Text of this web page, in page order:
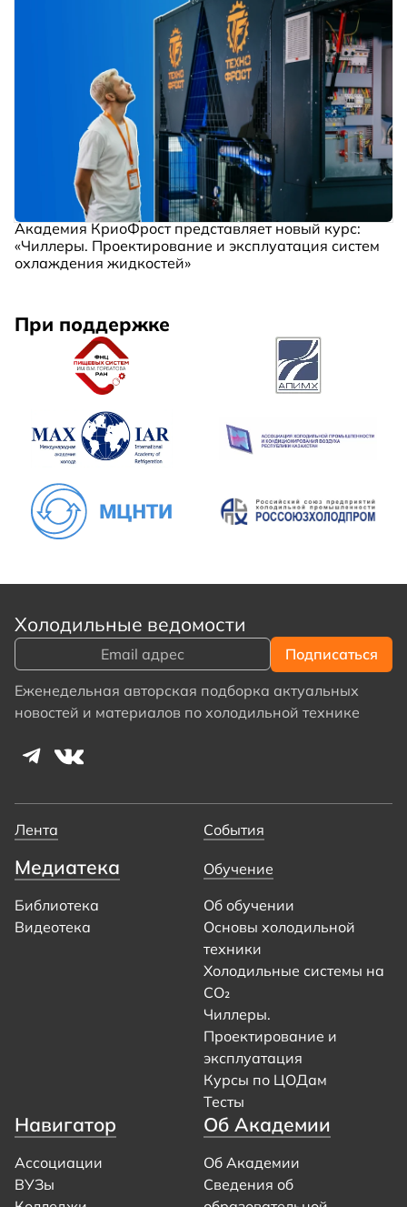
Академия КриоФрост представляет новый курс:
«Чиллеры. Проектирование и эксплуатация систем
охлаждения жидкостей»
При поддержке
Холодильные ведомости
Еженедельная авторская подборка актуальных
новостей и материалов по холодильной технике
Лента События
Медиатека
Библиотека
Видеотека
Обучение
Об обучении
Основы холодильной
техники
Холодильные системы на
CO₂
Чиллеры.
Проектирование и
эксплуатация
Курсы по ЦОДам
Тесты
Навигатор
Ассоциации
ВУЗы
Об Академии
Об Академии
Сведения об